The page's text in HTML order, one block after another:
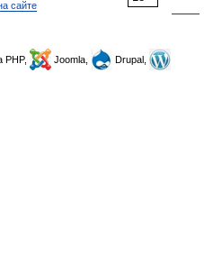
сайте
PHP, Joomla,
Drupal,